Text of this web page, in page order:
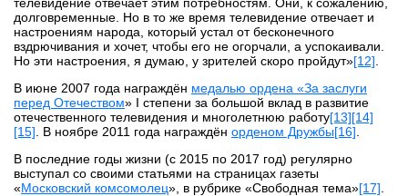
долговременные. Но в то же время телевидение отвечает и
настроениям народа, который устал от бесконечного
вздрючивания и хочет, чтобы его не огорчали, а успокаивали.
Но эти настроения, я думаю, у зрителей скоро пройдут»[12]
В июне 2007 года награждён медалью ордена «За заслуги
перед Отечеством» I степени за большой вклад в развитие
отечественного телевидения и многолетнюю работу[13][14]
[15] . В ноябре 2011 года награждён орденом Дружбы[16]
В последние годы жизни (с 2015 по 2017 год) регулярно
выступал со своими статьями на страницах газеты
«Московский комсомолец», в рубрике «Свободная тема»[17]